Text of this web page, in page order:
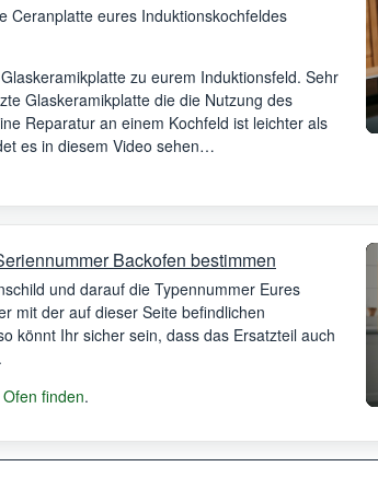
Ceranplatte eures Induktionskochfeldes
zu eurem Induktionsfeld. Sehr
Glaskeramikplatte die die Nutzung des
Reparatur an einem Kochfeld ist leichter als
es in diesem Video sehen…
Backofen bestimmen
und darauf die Typennummer Eures
mit der auf dieser Seite befindlichen
könnt Ihr sicher sein, dass das Ersatzteil auch
finden.